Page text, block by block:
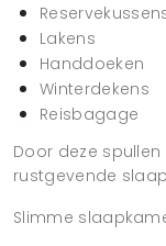
Lakens
Handdoeken
Winterdekens
Reisbagage
Door deze
rustgevende
Slimme